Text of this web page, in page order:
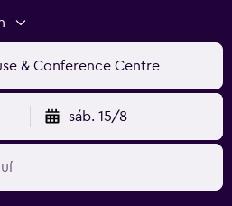
& Conference Centre
sáb. 15/8